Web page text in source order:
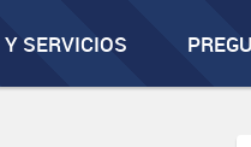
SERVICIOS